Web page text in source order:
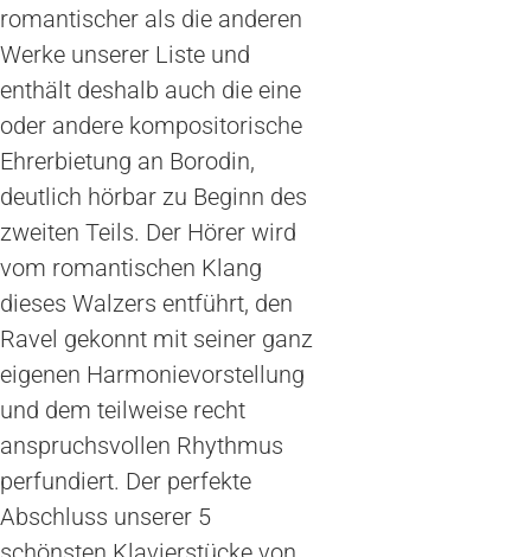
romantischer als die anderen
Werke unserer Liste und
enthält deshalb auch die eine
oder andere kompositorische
Ehrerbietung an Borodin,
deutlich hörbar zu Beginn des
zweiten Teils. Der Hörer wird
vom romantischen Klang
dieses Walzers entführt, den
Ravel gekonnt mit seiner ganz
eigenen Harmonievorstellung
und dem teilweise recht
anspruchsvollen Rhythmus
perfundiert. Der perfekte
Abschluss unserer 5